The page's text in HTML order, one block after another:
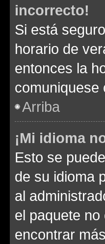
incorrecto!
Si está
horario de
entonces la
comuniquese
Arriba
¡Mi idioma
Esto se
de su idioma
al
el paquete
encontrar